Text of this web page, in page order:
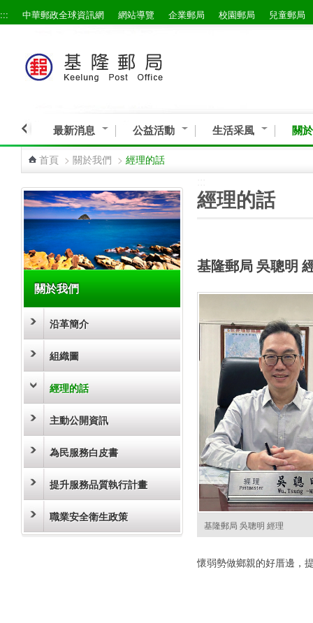
跳到主要內容區塊
::: 中華郵政全球資訊網 網站導覽 企業郵局 校園郵局 兒童郵局
最新消息 公益活動 生活采風 關
首頁 > 關於我們 > 經理的話
關於我們
沿革簡介
組織圖
經理的話
主動公開資訊
為民服務白皮書
提升服務品質執行計畫
職業安全衛生政策
經理的話
基隆郵局 吳聰明
基隆郵局 吳聰明 經理
懷弱勢做鄉親的好厝邊，